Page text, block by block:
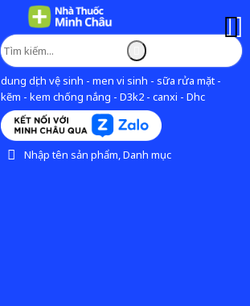
dung dịch vệ sinh - men vi sinh - sữa rửa mặt -
kẽm - kem chống nắng - D3k2 - canxi - Dhc
Nhập tên sản phẩm, Danh mục